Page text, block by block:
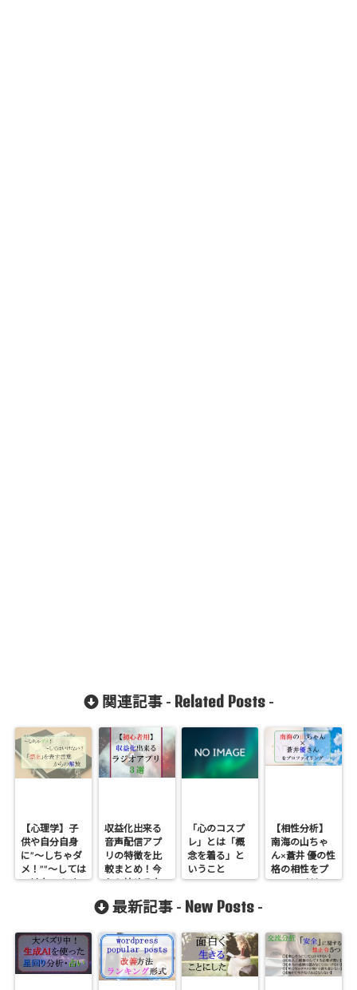
関連記事 - Related Posts-
【心理学】子
供や自分自身
に”～しちゃダ
メ！””～しては
いけない！”と
理由と対策
【逃げちゃダ
メだ】
収益化出来る
音声配信アプ
リの特徴を比
較まとめ！今
から始めるな
ラジオアプリ
イズ】
「心のコスプ
レ」とは「概
念を着る」と
いうこと
【相性分析】
南海の山ちゃ
ん×蒼井 優の性
格の相性をプ
ロファイリン
点
最新記事 - New Posts -